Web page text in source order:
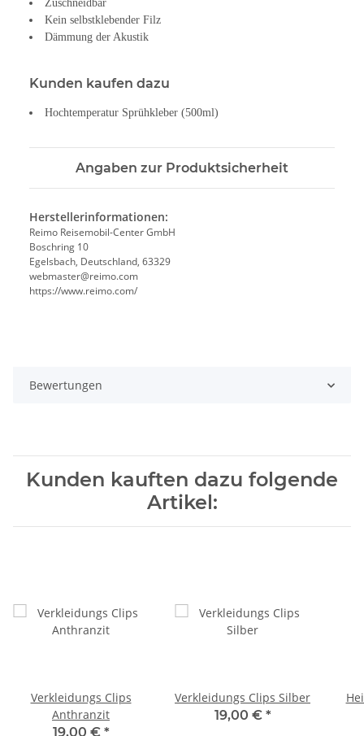
Zuschneidbar
Kein selbstklebender Filz
Dämmung der Akustik
Kunden kaufen dazu
Hochtemperatur Sprühkleber (500ml)
Angaben zur Produktsicherheit
Herstellerinformationen:
Reimo Reisemobil-Center GmbH
Boschring 10
Egelsbach, Deutschland, 63329
webmaster@reimo.com
https://www.reimo.com/
Bewertungen
Kunden kauften dazu folgende
Artikel:
Verkleidungs Clips
Anthranzit
19,00 € *
Verkleidungs Clips Silber
19,00 € *